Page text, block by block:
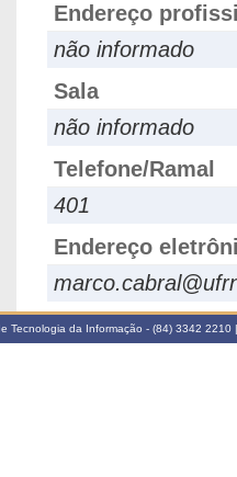
Endereço
não informado
Sala
não informado
Telefone/Ramal
401
Endereço
Tecnologia da Informação - (84) 3342